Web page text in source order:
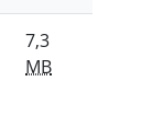
7,3
MB